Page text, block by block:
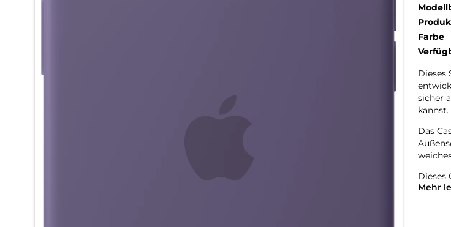
Farbe
Dieses
sicher
kannst.
Das
Dieses
mit
Mehr